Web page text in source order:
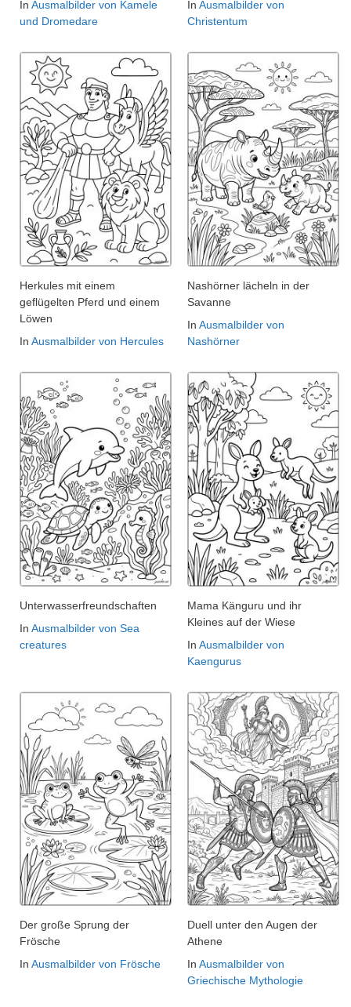
In Ausmalbilder von Kamele
und Dromedare
In Ausmalbilder von
Christentum
Herkules mit einem
geflügelten Pferd und einem
Löwen
In Ausmalbilder von Hercules
Nashörner lächeln in der
Savanne
In Ausmalbilder von
Nashörner
Unterwasserfreundschaften
In Ausmalbilder von Sea
creatures
Mama Känguru und ihr
Kleines auf der Wiese
In Ausmalbilder von
Kaengurus
Der große Sprung der
Frösche
In Ausmalbilder von Frösche
Duell unter den Augen der
Athene
In Ausmalbilder von
Griechische Mythologie